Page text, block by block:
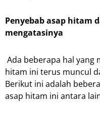
Penyebab asap hitam
mengatasinya
Ada beberapa hal yang
hitam ini terus muncul
Berikut ini adalah
asap hitam ini antara